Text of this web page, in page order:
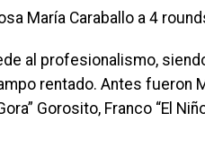
María Caraballo a 4
al profesionalismo,
rentado. Antes fueron
Gorosito, Franco “El